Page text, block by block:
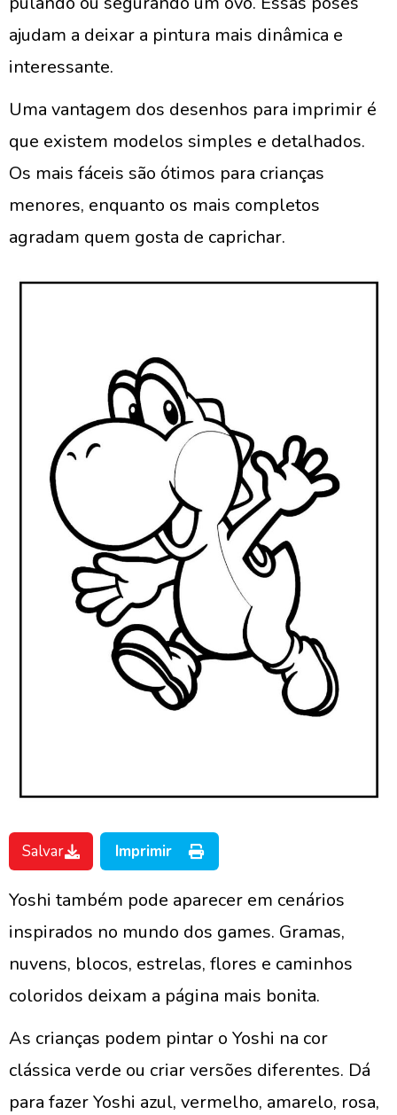
ajudam a deixar a pintura mais dinâmica e
interessante.
Uma vantagem dos desenhos para imprimir é
que existem modelos simples e detalhados.
Os mais fáceis são ótimos para crianças
menores, enquanto os mais completos
agradam quem gosta de caprichar.
Salvar Imprimir
Yoshi também pode aparecer em cenários
inspirados no mundo dos games. Gramas,
nuvens, blocos, estrelas, flores e caminhos
coloridos deixam a página mais bonita.
As crianças podem pintar o Yoshi na cor
clássica verde ou criar versões diferentes. Dá
para fazer Yoshi azul, vermelho, amarelo, rosa,